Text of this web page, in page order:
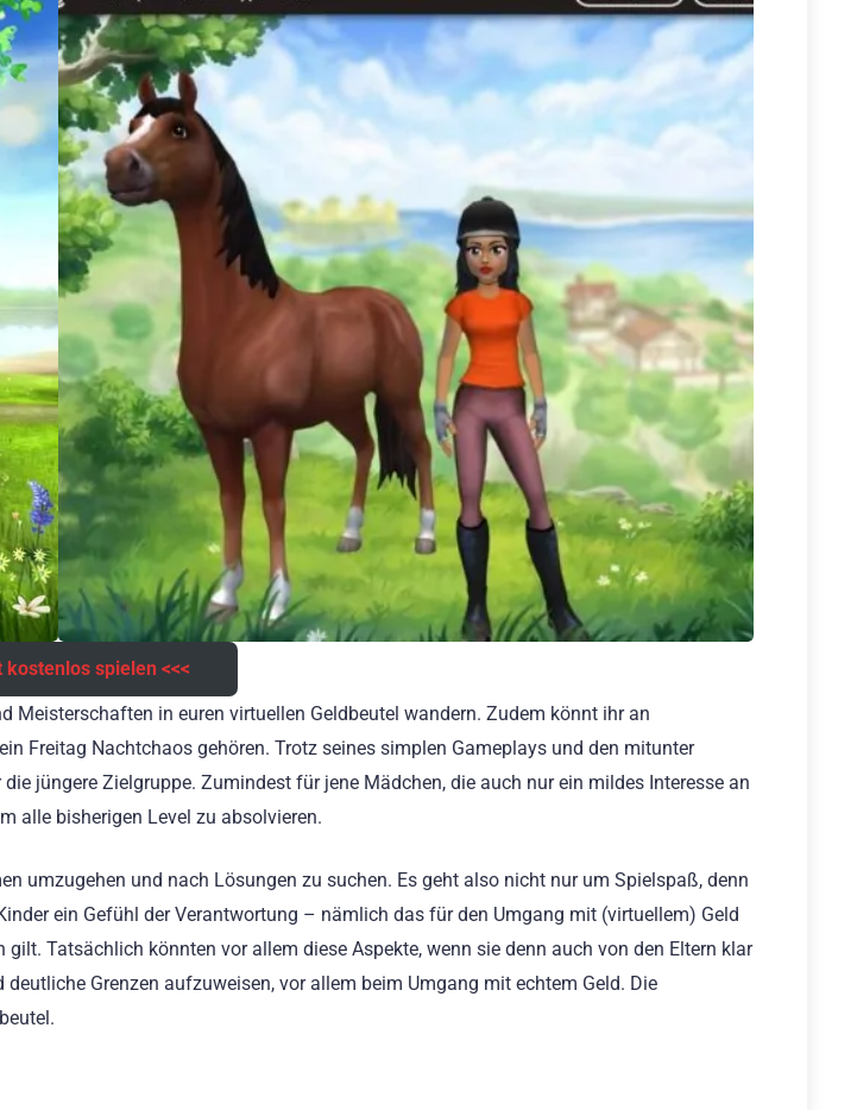
kostenlos spielen <<<
Meisterschaften in euren virtuellen Geldbeutel wandern. Zudem könnt ihr an
Freitag Nachtchaos gehören. Trotz seines simplen Gameplays und den mitunter
jüngere Zielgruppe. Zumindest für jene Mädchen, die auch nur ein mildes Interesse an
alle bisherigen Level zu absolvieren.
umzugehen und nach Lösungen zu suchen. Es geht also nicht nur um Spielspaß, denn
ein Gefühl der Verantwortung – nämlich das für den Umgang mit (virtuellem) Geld
Tatsächlich könnten vor allem diese Aspekte, wenn sie denn auch von den Eltern klar
Grenzen aufzuweisen, vor allem beim Umgang mit echtem Geld. Die